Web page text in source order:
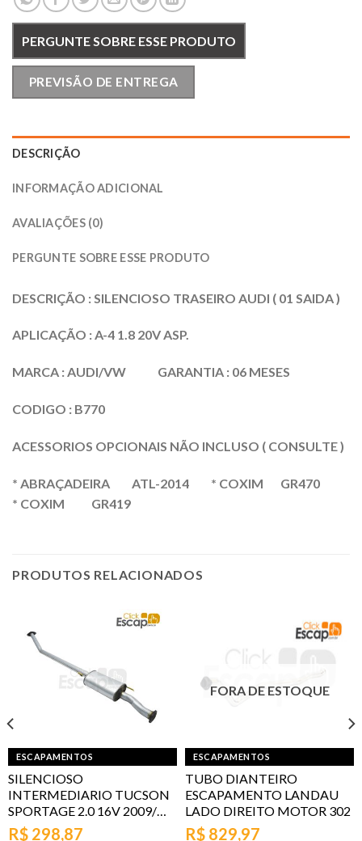
PERGUNTE SOBRE ESSE PRODUTO
PREVISÃO DE ENTREGA
DESCRIÇÃO
INFORMAÇÃO ADICIONAL
AVALIAÇÕES (0)
PERGUNTE SOBRE ESSE PRODUTO
DESCRIÇÃO : SILENCIOSO TRASEIRO AUDI ( 01 SAIDA )
APLICAÇÃO : A-4 1.8 20V ASP.
MARCA : AUDI/VW GARANTIA : 06 MESES
CODIGO : B770
ACESSORIOS OPCIONAIS NÃO INCLUSO ( CONSULTE )
* ABRAÇADEIRA ATL-2014 * COXIM GR470
* COXIM GR419
PRODUTOS RELACIONADOS
ESCAPAMENTOS
SILENCIOSO
INTERMEDIARIO TUCSON
SPORTAGE 2.0 16V 2009/…
R$ 298,87
FORA DE ESTOQUE
ESCAPAMENTOS
TUBO DIANTEIRO
ESCAPAMENTO LANDAU
LADO DIREITO MOTOR 302
R$ 829,97